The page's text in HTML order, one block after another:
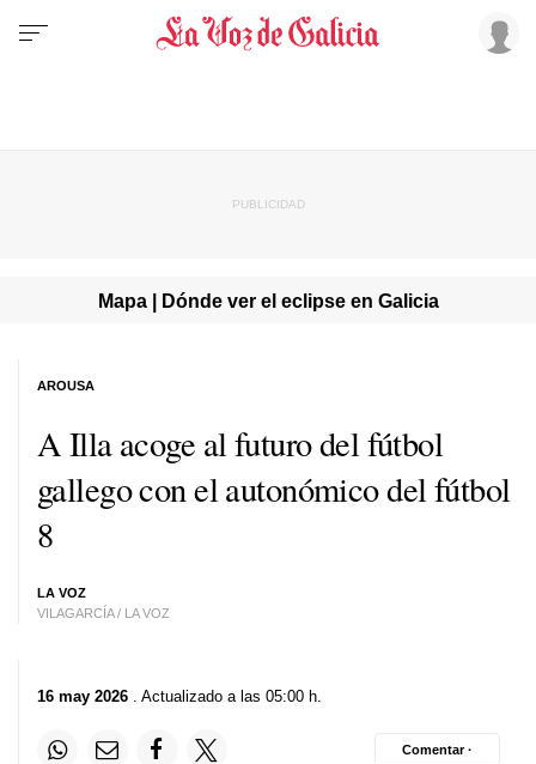
Mapa | Dónde ver el eclipse en Galicia
A Illa acoge al futuro del fútbol
gallego con el autonómico del fútbol
8
LA VOZ
VILAGARCÍA / LA VOZ
AROUSA
16 may 2026 . Actualizado a las 05:00 h.
Comentar ·